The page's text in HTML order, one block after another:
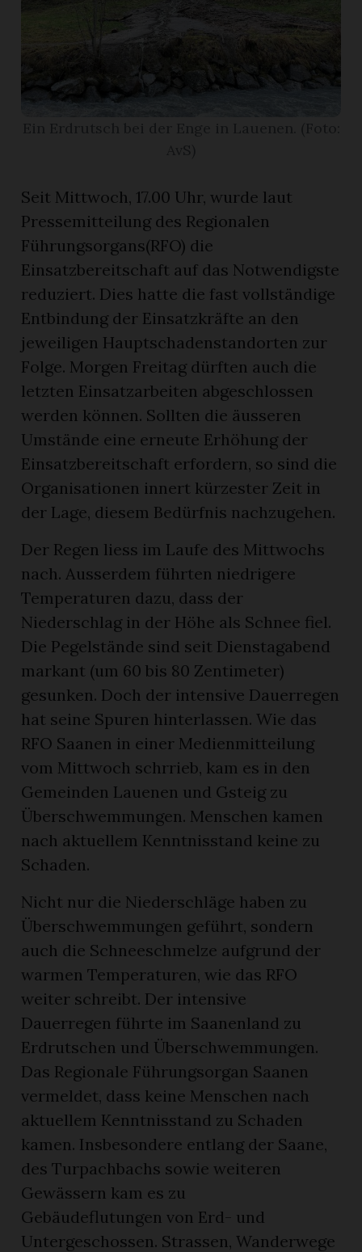
Seit Mittwoch, 17.00 Uhr, wurde laut
Pressemitteilung des Regionalen
Führungsorgans(RFO) die
Einsatzbereitschaft auf das Notwendigste
reduziert. Dies hatte die fast vollständige
Entbindung der Einsatzkräfte an den
jeweiligen Hauptschadenstandorten zur
Folge. Morgen Freitag dürften auch die
letzten Einsatzarbeiten abgeschlossen
werden können. Sollten die äusseren
Umstände eine erneute Erhöhung der
Einsatzbereitschaft erfordern, so sind die
Organisationen innert kürzester Zeit in
der Lage, diesem Bedürfnis nachzugehen.
Der Regen liess im Laufe des Mittwochs
nach. Ausserdem führten niedrigere
Temperaturen dazu, dass der
Niederschlag in der Höhe als Schnee fiel.
Die Pegelstände sind seit Dienstagabend
markant (um 60 bis 80 Zentimeter)
gesunken. Doch der intensive Dauerregen
hat seine Spuren hinterlassen. Wie das
RFO Saanen in einer Medienmitteilung
vom Mittwoch schrrieb, kam es in den
Gemeinden Lauenen und Gsteig zu
Überschwemmungen. Menschen kamen
nach aktuellem Kenntnisstand keine zu
Schaden.
Nicht nur die Niederschläge haben zu
Überschwemmungen geführt, sondern
auch die Schneeschmelze aufgrund der
warmen Temperaturen, wie das RFO
weiter schreibt. Der intensive
Dauerregen führte im Saanenland zu
Erdrutschen und Überschwemmungen.
Das Regionale Führungsorgan Saanen
vermeldet, dass keine Menschen nach
aktuellem Kenntnisstand zu Schaden
kamen. Insbesondere entlang der Saane,
des Turpachbachs sowie weiteren
Gewässern kam es zu
Gebäudeflutungen von Erd- und
Untergeschossen. Strassen, Wanderwege